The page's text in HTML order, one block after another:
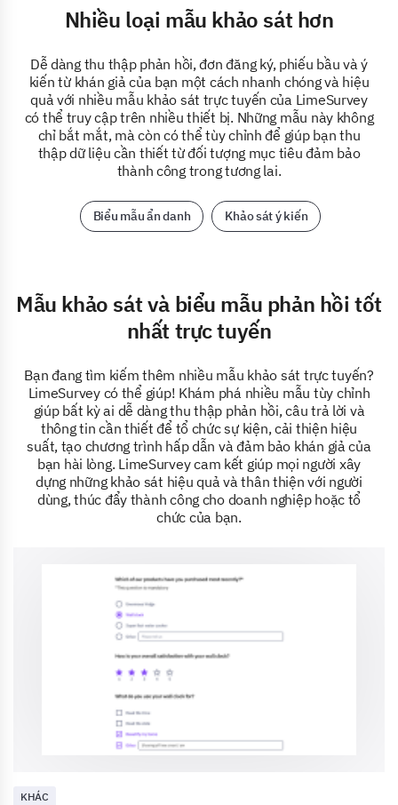
Nhiều loại mẫu khảo sát hơn
Dễ dàng thu thập phản hồi, đơn đăng ký, phiếu bầu và ý
kiến từ khán giả của bạn một cách nhanh chóng và hiệu
quả với nhiều mẫu khảo sát trực tuyến của LimeSurvey
có thể truy cập trên nhiều thiết bị. Những mẫu này không
chỉ bắt mắt, mà còn có thể tùy chỉnh để giúp bạn thu
thập dữ liệu cần thiết từ đối tượng mục tiêu đảm bảo
thành công trong tương lai.
Biểu mẫu ẩn danh Khảo sát ý kiến
Mẫu khảo sát và biểu mẫu phản hồi tốt
nhất trực tuyến
Bạn đang tìm kiếm thêm nhiều mẫu khảo sát trực tuyến?
LimeSurvey có thể giúp! Khám phá nhiều mẫu tùy chỉnh
giúp bất kỳ ai dễ dàng thu thập phản hồi, câu trả lời và
thông tin cần thiết để tổ chức sự kiện, cải thiện hiệu
suất, tạo chương trình hấp dẫn và đảm bảo khán giả của
bạn hài lòng. LimeSurvey cam kết giúp mọi người xây
dựng những khảo sát hiệu quả và thân thiện với người
dùng, thúc đẩy thành công cho doanh nghiệp hoặc tổ
chức của bạn.
KHÁC